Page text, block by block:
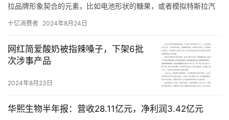
拉品牌形象契合的元素，比如电池形状的糖果，或者模拟特斯拉汽
Cyberberry：未来感十足的味觉爆发
开发中采用了先进技术。这款糖果可能会利用新的食品科技，带来
与特斯拉的汽车设计一样具有开创性的味觉体验。
十亿消费者 2024年8月24日
网红简爱酸奶被指辣嗓子，下架6批
次涉事产品
2024年8月23日
华熙生物半年报：营收28.11亿元，净利润3.42亿元